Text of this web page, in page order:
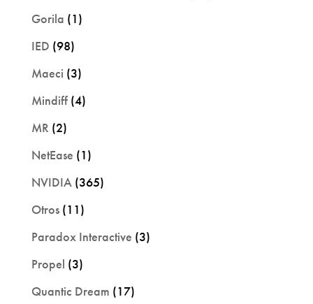
Gorila (1)
IED (98)
Maeci (3)
Mindiff(4)
MR (2)
NetEase (1)
NVIDIA(365)
Otros(11)
Paradox Interactive (3)
Propel (3)
Quantic Dream (17)